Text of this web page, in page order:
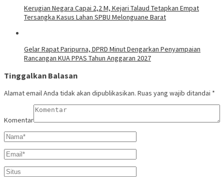
Kerugian Negara Capai 2,2 M, Kejari Talaud Tetapkan Empat
Tersangka Kasus Lahan SPBU Melonguane Barat
Gelar Rapat Paripurna, DPRD Minut Dengarkan Penyampaian
Rancangan KUA PPAS Tahun Anggaran 2027
Tinggalkan Balasan
Alamat email Anda tidak akan dipublikasikan. Ruas yang wajib ditandai *
Komentar